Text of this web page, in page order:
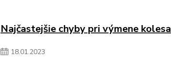
Najčastejšie chyby pri výmene kolesa
18.01.2023